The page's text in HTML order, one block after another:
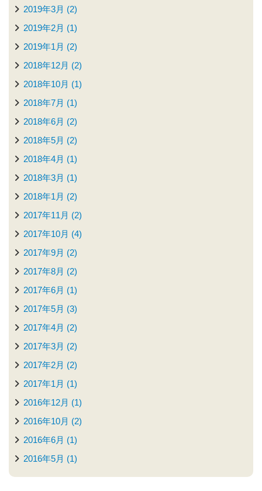
2019年3月 (2)
2019年2月 (1)
2019年1月 (2)
2018年12月 (2)
2018年10月 (1)
2018年7月 (1)
2018年6月 (2)
2018年5月 (2)
2018年4月 (1)
2018年3月 (1)
2018年1月 (2)
2017年11月 (2)
2017年10月 (4)
2017年9月 (2)
2017年8月 (2)
2017年6月 (1)
2017年5月 (3)
2017年4月 (2)
2017年3月 (2)
2017年2月 (2)
2017年1月 (1)
2016年12月 (1)
2016年10月 (2)
2016年6月 (1)
2016年5月 (1)